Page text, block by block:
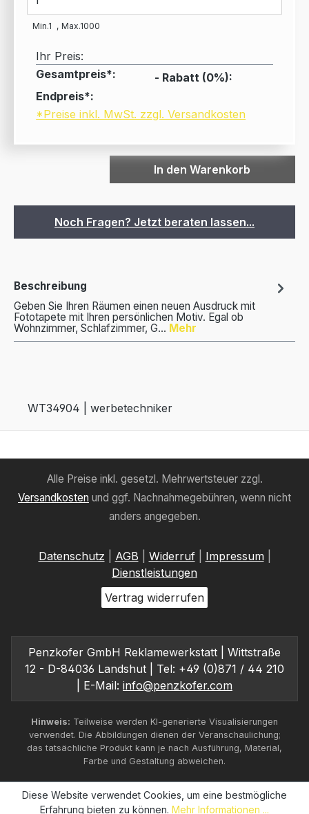
Min.1 Max.1000
Ihr Preis:
Gesamtpreis*:
- Rabatt (0%):
Endpreis*:
*Preise inkl. MwSt. zzgl. Versandkosten
In den Warenkorb
Noch Fragen? Jetzt beraten lassen...
Beschreibung
Geben Sie Ihren Räumen einen neuen Ausdruck mit
Fototapete mit Ihren persönlichen Motiv. Egal ob
Wohnzimmer, Schlafzimmer, G… Mehr
WT34904 | werbetechniker
Alle Preise inkl. gesetzl. Mehrwertsteuer zzgl.
Versandkosten und ggf. Nachnahmegebühren, wenn nicht
anders angegeben.
Datenschutz AGB Widerruf| Impressum
Dienstleistungen
Vertrag widerrufen
Penzkofer GmbH Reklamewerkstatt | Wittstraße
12 - D-84036 Landshut | Tel: +49 (0)871 / 44 210
| E-Mail: info@penzkofer.com
Hinweis: Teilweise werden KI-generierte Visualisierungen
verwendet. Die Abbildungen dienen der Veranschaulichung;
das tatsächliche Produkt kann je nach Ausführung, Material,
Farbe und Gestaltung abweichen.
Diese Website verwendet Cookies, um eine bestmögliche
Erfahrung bieten zu können. Mehr Informationen ...